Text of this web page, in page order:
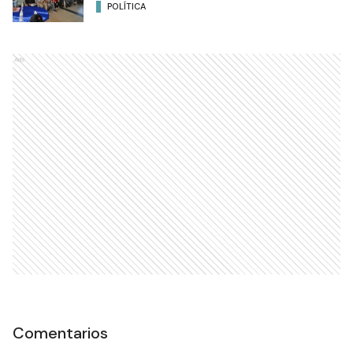
POLÍTICA
Ads
Comentarios